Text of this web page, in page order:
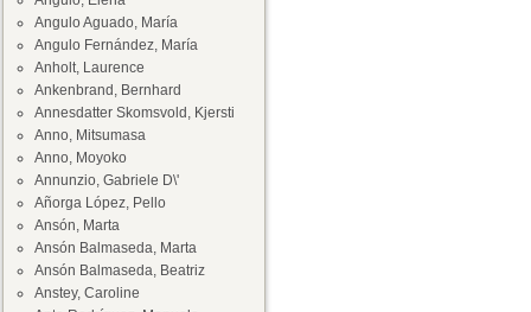
Angulo Aguado, María
Angulo Fernández, María
Anholt, Laurence
Ankenbrand, Bernhard
Annesdatter Skomsvold, Kjersti
Anno, Mitsumasa
Anno, Moyoko
Annunzio, Gabriele D\'
Añorga López, Pello
Ansón, Marta
Ansón Balmaseda, Marta
Ansón Balmaseda, Beatriz
Anstey, Caroline